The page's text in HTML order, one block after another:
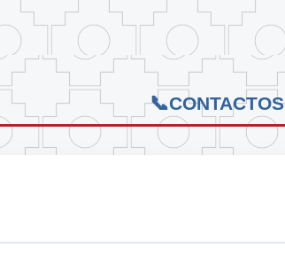
CONTACTOS